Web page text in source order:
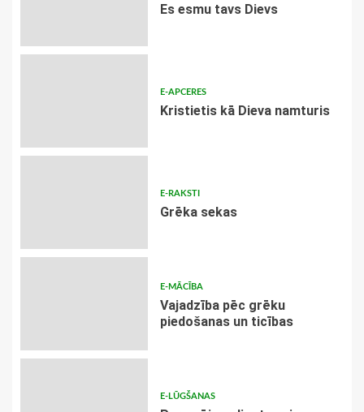
Es esmu tavs Dievs
E-APCERES
Kristietis kā Dieva namturis
E-RAKSTI
Grēka sekas
E-MĀCĪBA
Vajadzība pēc grēku
piedošanas un ticības
E-LŪGŠANAS